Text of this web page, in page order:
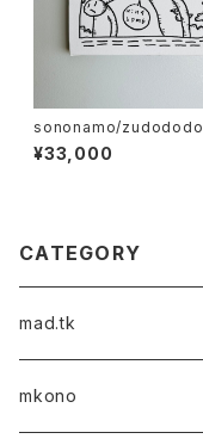
sononamo/zudododo
¥33,000
CATEGORY
mad.tk
mkono